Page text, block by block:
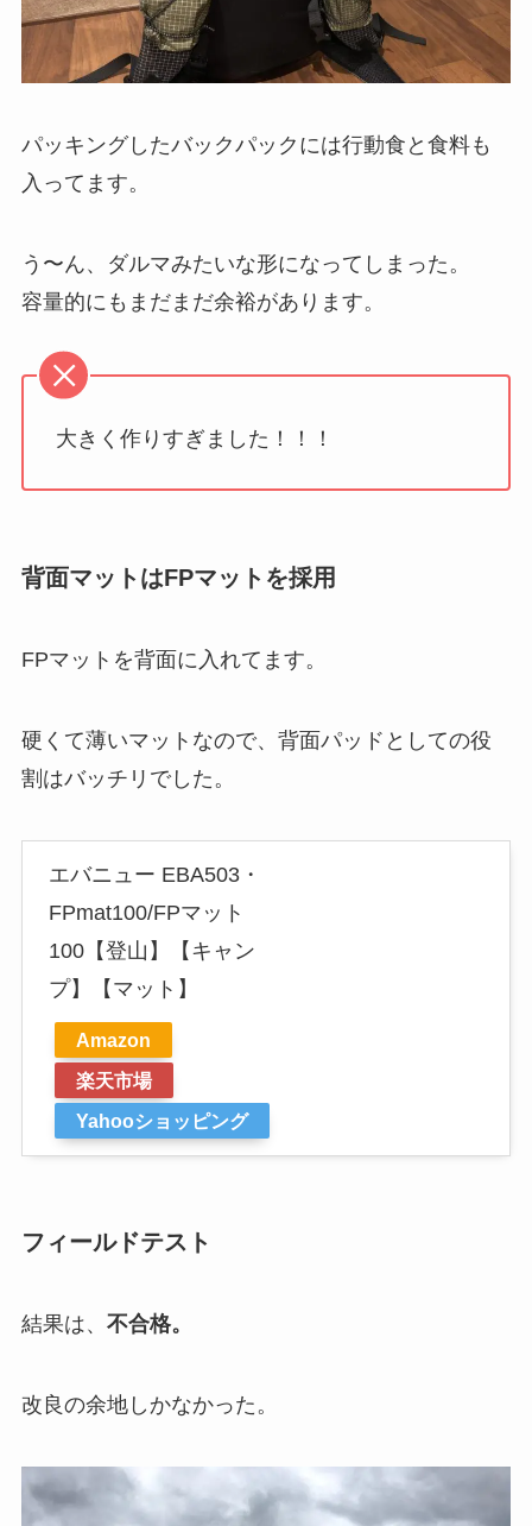
パッキングしたバックパックには行動食と食料も
入ってます。
う〜ん、ダルマみたいな形になってしまった。
容量的にもまだまだ余裕があります。
大きく作りすぎました！！！
背面マットはFPマットを採用
FPマットを背面に入れてます。
硬くて薄いマットなので、背面パッドとしての役
割はバッチリでした。
エバニュー EBA503・
FPmat100/FPマット
100【登山】【キャン
プ】【マット】
Amazon
楽天市場
Yahooショッピング
フィールドテスト
結果は、 不合格。
改良の余地しかなかった。